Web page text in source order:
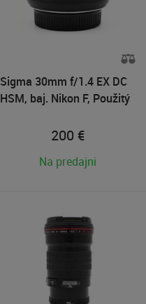
Sigma 30mm f/1.4 EX DC
HSM, baj. Nikon F, Použitý
200 €
Na predajni